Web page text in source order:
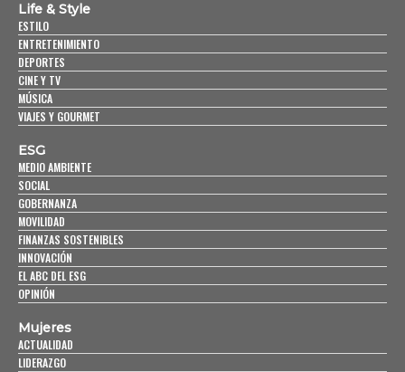
Life & Style
ESTILO
ENTRETENIMIENTO
DEPORTES
CINE Y TV
MÚSICA
VIAJES Y GOURMET
ESG
MEDIO AMBIENTE
SOCIAL
GOBERNANZA
MOVILIDAD
FINANZAS SOSTENIBLES
INNOVACIÓN
EL ABC DEL ESG
OPINIÓN
Mujeres
ACTUALIDAD
LIDERAZGO